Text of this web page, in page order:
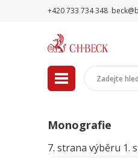
+420 733 734 348
Monografie
7. strana výběru 1.